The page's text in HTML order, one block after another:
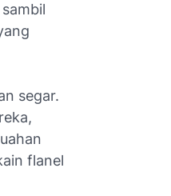
segar.
flanel